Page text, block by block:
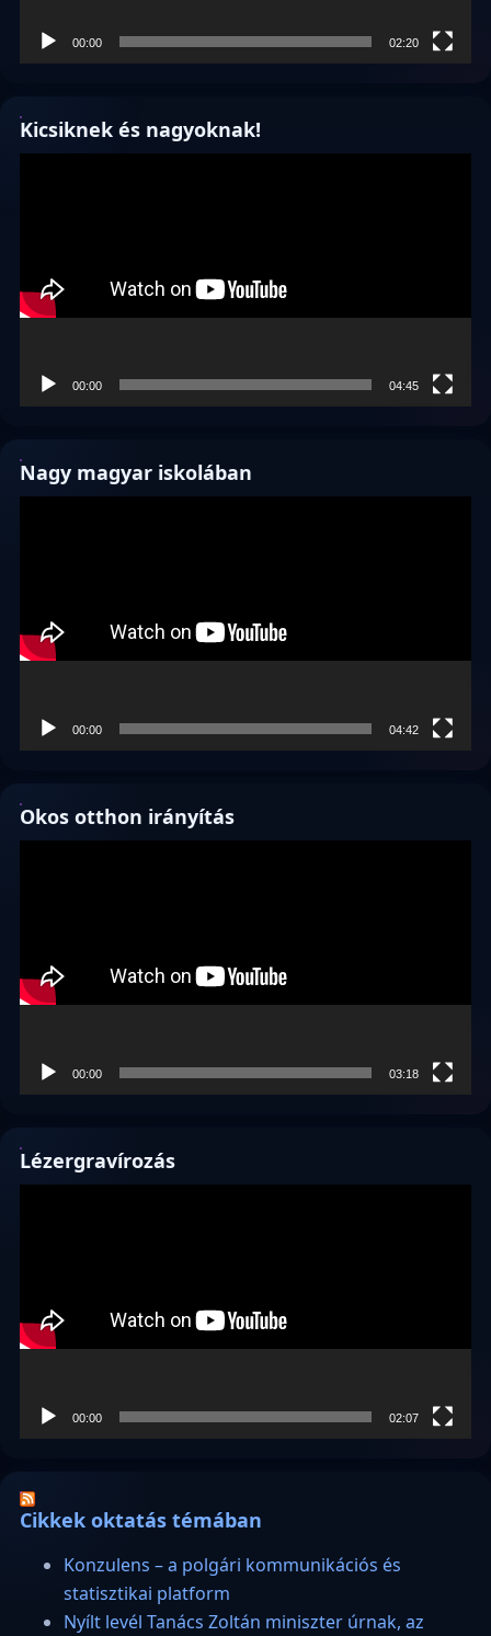
00:00 02:20
Kicsiknek és nagyoknak!
00:00 04:45
Nagy magyar iskolában
00:00 04:42
Okos otthon irányítás
00:00 03:18
Lézergravírozás
00:00 02:07
Cikkek oktatás témában
Konzulens – a polgári kommunikációs és
statisztikai platform
Nyílt levél Tanács Zoltán miniszter úrnak, az